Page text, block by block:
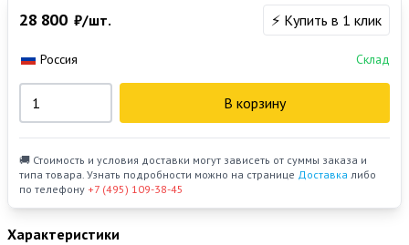
Характеристики
28 800 ₽/шт. ⚡ Купить в 1 клик
Россия Склад
В корзину
🚚 Стоимость и условия доставки могут зависеть от суммы заказа и
типа товара. Узнать подробности можно на странице Доставка либо
по телефону +7 (495) 109-38-45